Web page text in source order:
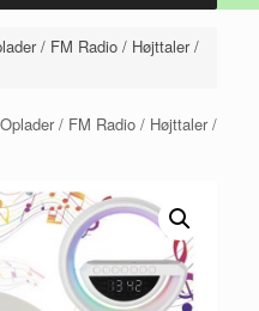
/ FM Radio / Højttaler /
/ FM Radio / Højttaler /